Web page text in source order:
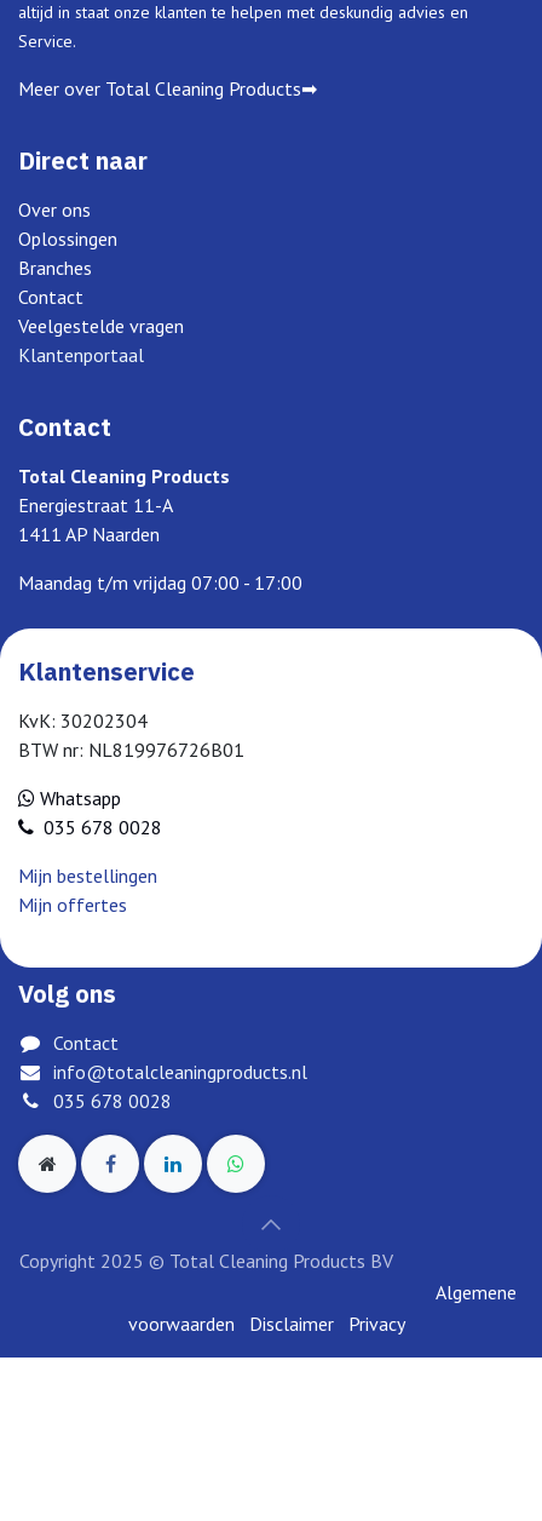
altijd in staat onze klanten te helpen met deskundig advies en
Service.
Meer over Total Cleaning Products➡
Direct naar
Over ons
Oplossingen
Branches
Contact
Veelgestelde vragen
Klantenportaal
Contact
Total Cleaning Products
Energiestraat 11-A
1411 AP Naarden
Maandag t/m vrijdag 07:00 - 17:00
Klantenservice
KvK: 30202304
BTW nr: NL819976726B01
Whatsapp
035 678 0028
Mijn bestellingen
Mijn offertes
Volg ons
Contact
info@totalcleaningproducts.nl
035 678 0028
Copyright 2025 © Total Cleaning Products BV
Algemene
voorwaarden
Disclai​mer Privacy